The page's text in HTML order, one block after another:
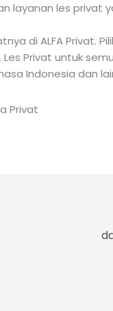
layanan les privat
di ALFA Privat.
Privat untuk
Indonesia dan
Privat